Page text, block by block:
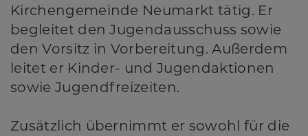
Kirchengemeinde Neumarkt tätig. Er
begleitet den Jugendausschuss sowie
den Vorsitz in Vorbereitung. Außerdem
leitet er Kinder- und Jugendaktionen
sowie Jugendfreizeiten.
Zusätzlich übernimmt er sowohl für die